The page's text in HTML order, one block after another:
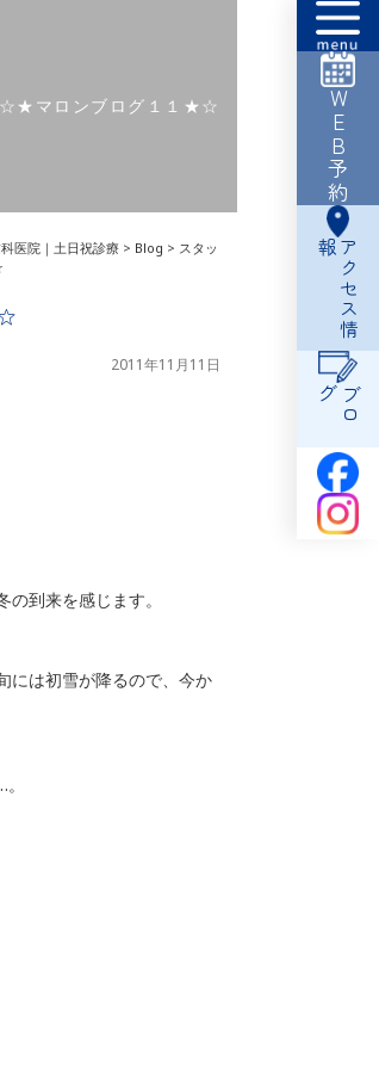
WEB予約
ア
ク
セ
ス
情
報
ブ
ロ
グ
☆★マロンブログ１１★☆
医院｜土日祝診療 > Blog > スタッ
2011年11月11日
到来を感じます。
には初雪が降るので、今か